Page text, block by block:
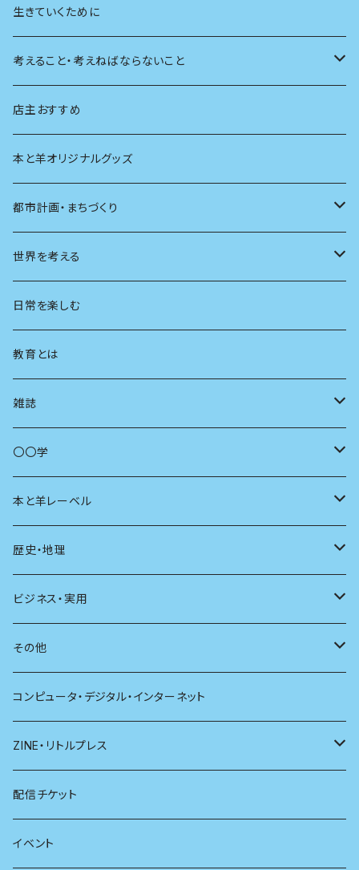
植物
天体
生物
生きていくために
考えること・考えねばならないこと
創元社 シリーズ「あいだで考える」
店主おすすめ
本と羊オリジナルグッズ
都市計画・まちづくり
都市
地方
まちづくり
コミュニティ
商いとは
世界を考える
思想
日常を楽しむ
教育とは
雑誌
母の友
ユリイカ
現代思想
新潮
別冊太陽
〇〇学
動物
自然
科学
社会
哲学
医学
看護学
心理学
経営学
本と羊レーベル
電子版（EPub）
電子版（PDF）
歴史・地理
歴史
地理
ビジネス・実用
雷鳥社辞典シリーズ
その他
珈琲
雑貨
コンピュータ・デジタル・インターネット
ZINE・リトルプレス
電子版（EPub）
電子版（PDF）
配信チケット
イベント